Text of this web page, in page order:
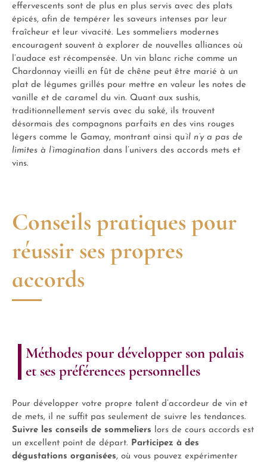
effervescents sont de plus en plus servis avec des plats
épicés, afin de tempérer les saveurs intenses par leur
fraîcheur et leur vivacité. Les sommeliers modernes
encouragent souvent à explorer de nouvelles alliances où
l’audace est récompensée. Un vin blanc riche comme un
Chardonnay vieilli en fût de chêne peut être marié à un
plat de légumes grillés pour mettre en valeur les notes de
vanille et de caramel du vin. Quant aux sushis,
traditionnellement servis avec du saké, ils trouvent
désormais des compagnons parfaits en des vins rouges
légers comme le Gamay, montrant ainsi qu ‘il n’y a pas de
limites à l’imagination dans l’univers des accords mets et
vins.
Conseils pratiques pour
réussir ses propres
accords
Méthodes pour développer son palais
et ses préférences personnelles
Pour développer votre propre talent d’accordeur de vin et
de mets, il ne suffit pas seulement de suivre les tendances.
Suivre les conseils de sommeliers lors de cours accords est
un excellent point de départ. Participez à des
dégustations organisées, où vous pouvez expérimenter